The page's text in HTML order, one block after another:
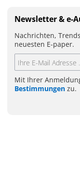
Newsletter & e-
Nachrichten,
neuesten E-paper.
Mit Ihrer
Bestimmungen zu.